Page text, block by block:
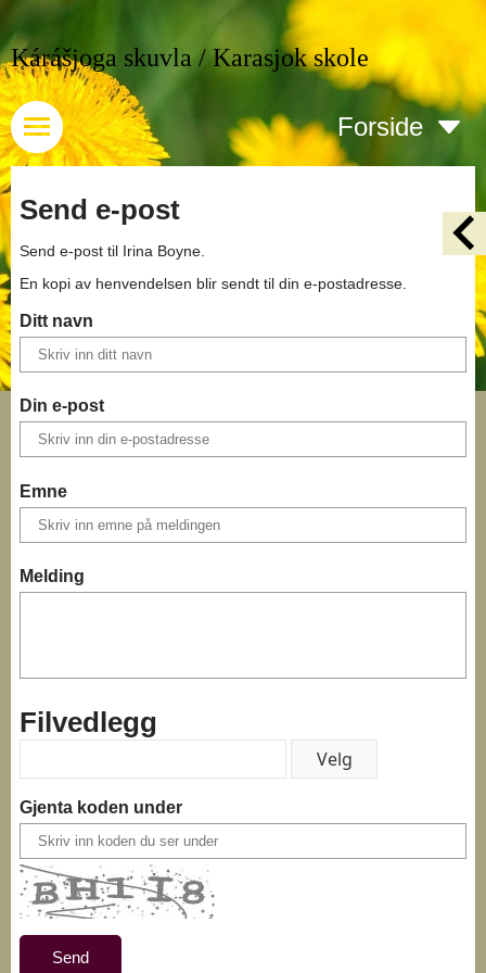
Kárášjoga skuvla / Karasjok skole
Forside
Send e-post
Send e-post til Irina Boyne.
En kopi av henvendelsen blir sendt til din e-postadresse.
Ditt navn
Din e-post
Emne
Melding
Filvedlegg
Gjenta koden under